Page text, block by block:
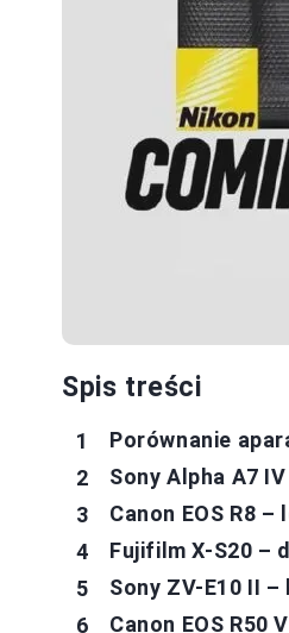
Spis treści
Porównanie
Sony Alpha A7
Canon EOS R8
Fujifilm X-S20 –
Sony ZV-E10 II
Canon EOS